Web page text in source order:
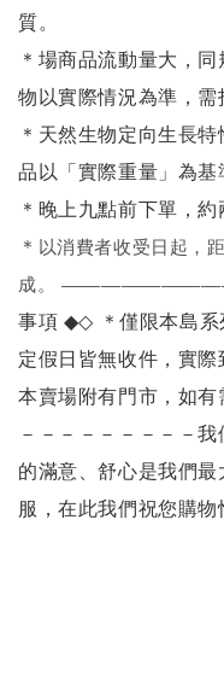
質。
＊場商品流動量大，
物以實際情況為準，需
＊天然生物定向生長
品以「實際重量」為基
＊晚上九點前下單，
＊ 以消費者收受日起，
成。
事項 ◆◇ ＊僅限本島系
定假日皆無收件，實際
本賣場附有門市，如有
－－－－－－－－－我
的滿意、舒心是我們最
服，在此我們祝您購物